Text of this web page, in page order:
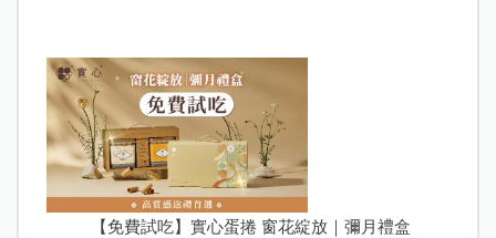
【免費試吃】實心蛋捲 窗花綻放｜彌月禮盒